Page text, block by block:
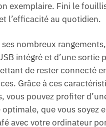
exemplaire. Fini le
l’efficacité au quotidien.
ses nombreux
intégré et d’une sortie
de rester connecté
Grâce à ces
vous pouvez profiter
que vous soyez
avec votre ordinateur